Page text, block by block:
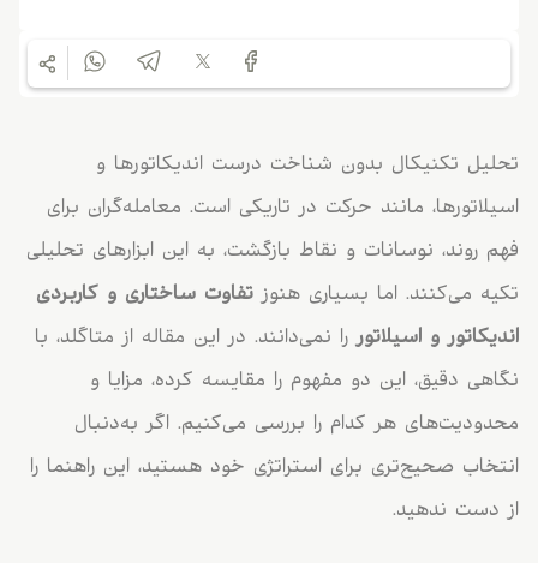
تحلیل تکنیکال بدون شناخت درست اندیکاتورها و
اسیلاتورها، مانند حرکت در تاریکی است. معامله‌گران برای
فهم روند، نوسانات و نقاط بازگشت، به این ابزارهای تحلیلی
تکیه می‌کنند. اما بسیاری هنوز تفاوت ساختاری و کاربردی
اندیکاتور و اسیلاتوررا نمی‌دانند. در این مقاله از متاگلد، با
نگاهی دقیق، این دو مفهوم را مقایسه کرده، مزایا و
محدودیت‌های هر کدام را بررسی می‌کنیم. اگر به‌دنبال
انتخاب صحیح‌تری برای استراتژی خود هستید، این راهنما را
از دست ندهید.